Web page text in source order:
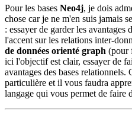
Pour les bases Neo4j, je dois
chose car je ne m'en suis jamais
: essayer de garder les avantages
l'accent sur les relations inter-
de données orienté graph (pour
ici l'objectif est clair, essayer de
avantages des bases relationnels.
particulière et il vous faudra
langage qui vous permet de faire